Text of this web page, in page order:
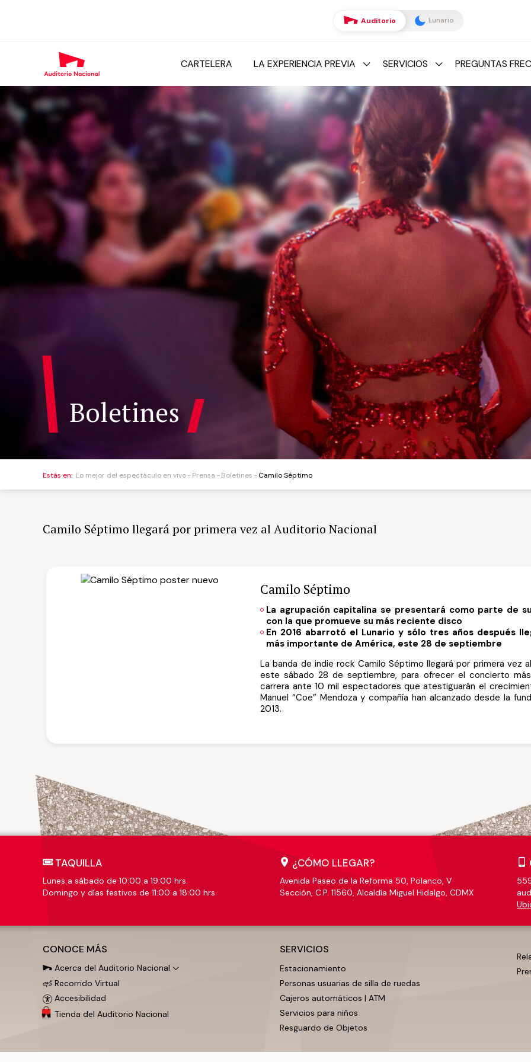
Auditorio Lunario
CARTELERA LA EXPERIENCIA PREVIA SERVICIOS PREGUNTAS
Boletines
Estás en: Lo mejor del espectáculo en vivo Prensa Boletines Camilo Séptimo
Camilo Séptimo llegará por primera vez al Auditorio Nacional
Camilo Séptimo
La agrupación capitalina se presentará como parte de
con la que promueve su más reciente disco
En 2016 abarrotó el Lunario y sólo tres años después
más importante de América, este 28 de septiembre
La banda de indie rock Camilo Séptimo llegará por primera vez
este sábado 28 de septiembre, para ofrecer el concierto
carrera ante 10 mil espectadores que atestiguarán el
Manuel “Coe” Mendoza y compañía han alcanzado desde la
2013.
TAQUILLA
Lunes a sábado de 10:00 a 19:00 hrs.
Domingo y días festivos de 11:00 a 18:00 hrs.
¿CÓMO LLEGAR?
Avenida Paseo de la Reforma 50, Polanco, V
Sección, C.P. 11560, Alcaldía Miguel Hidalgo, CDMX
CONOCE MÁS
Acerca del Auditorio Nacional
Recorrido Virtual
Accesibilidad
Tienda del Auditorio Nacional
SERVICIOS
Estacionamiento
Personas usuarias de silla de ruedas
Cajeros automáticos | ATM
Servicios para niños
Resguardo de Objetos